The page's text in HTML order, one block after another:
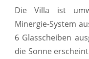
Die Villa ist
Minergie-System
6 Glasscheiben
die Sonne